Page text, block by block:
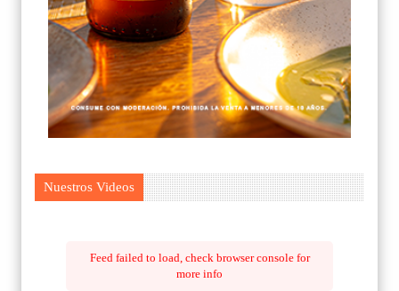
Nuestros Videos
Feed failed to load, check browser console for
more info